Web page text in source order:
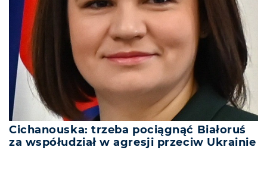
Cichanouska: trzeba pociągnąć Białoruś
za współudział w agresji przeciw Ukrainie